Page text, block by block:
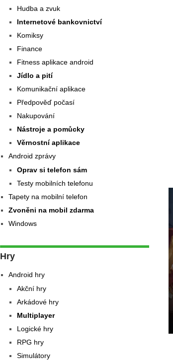
Hudba a zvuk
Internetové bankovnictví
Komiksy
Finance
Fitness aplikace android
Jídlo a pití
Komunikační aplikace
Předpověď počasí
Nakupování
Nástroje a pomůcky
Věrnostní aplikace
Android zprávy
Oprav si telefon sám
Testy mobilních telefonu
Tapety na mobilní telefon
Zvoněni na mobil zdarma
Windows
Hry
Android hry
Akční hry
Arkádové hry
Multiplayer
Logické hry
RPG hry
Simulátory